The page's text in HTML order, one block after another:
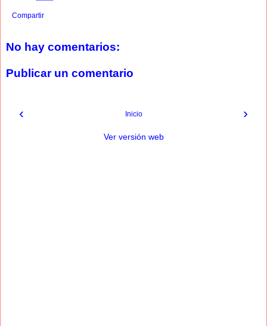
Compartir
No hay comentarios:
Publicar un comentario
‹ ›
Inicio
Ver versión web